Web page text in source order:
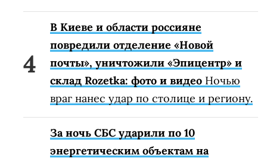
В Киеве и области россияне
повредили отделение «Новой
почты», уничтожили «Эпицентр» и
склад Rozetka: фото и видео Ночью
враг нанес удар по столице и региону.
За ночь СБС ударили по 10
энергетическим объектам на